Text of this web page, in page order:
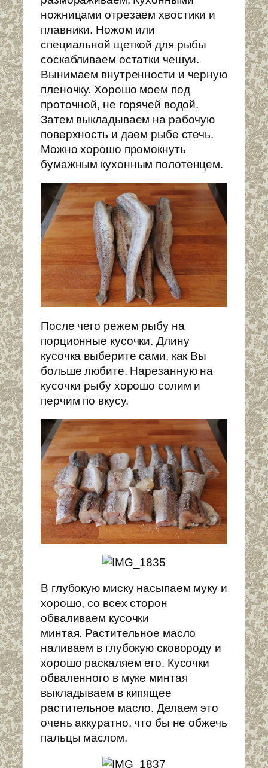
ножницами отрезаем хвостики и
плавники. Ножом или
специальной щеткой для рыбы
соскабливаем остатки чешуи.
Вынимаем внутренности и черную
пленочку. Хорошо моем под
проточной, не горячей водой.
Затем выкладываем на рабочую
поверхность и даем рыбе стечь.
Можно хорошо промокнуть
бумажным кухонным полотенцем.
После чего режем рыбу на
порционные кусочки. Длину
кусочка выберите сами, как Вы
больше любите. Нарезанную на
кусочки рыбу хорошо солим и
перчим по вкусу.
В глубокую миску насыпаем муку и
хорошо, со всех сторон
обваливаем кусочки
минтая. Растительное масло
наливаем в глубокую сковороду и
хорошо раскаляем его. Кусочки
обваленного в муке минтая
выкладываем в кипящее
растительное масло. Делаем это
очень аккуратно, что бы не обжечь
пальцы маслом.